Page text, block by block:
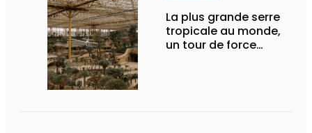
La plus grande serre
tropicale au monde,
un tour de force